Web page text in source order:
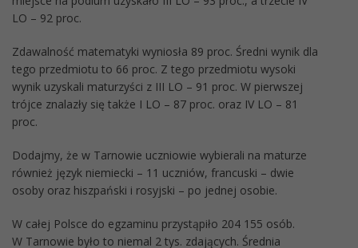
LO – 92 proc.
Zdawalność matematyki wyniosła 89 proc. Średni wynik dla
tego przedmiotu to 66 proc. Z tego przedmiotu wysoki
wynik uzyskali maturzyści z III LO – 91 proc. W pierwszej
trójce znalazły się także I LO – 87 proc. oraz IV LO – 81
proc.
Dodajmy, że w Tarnowie uczniowie wybierali na maturze
również język niemiecki – 11 uczniów, francuski – dwie
osoby oraz hiszpański i rosyjski – po jednej osobie.
W całej Polsce do egzaminu przystąpiło 204 155 osób.
W Tarnowie było to niemal 2 tys. zdających. Średnia